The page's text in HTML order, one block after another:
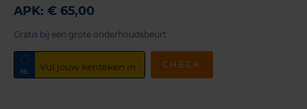
APK: € 65,00
Gratis bij een grote onderhoudsbeurt
CHECK